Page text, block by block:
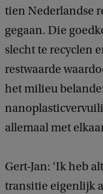
tien Nederlandse
gegaan. Die
slecht te recyclen
restwaarde
het milieu
allemaal met
Gert-Jan: ‘Ik heb
transitie eigenlijk